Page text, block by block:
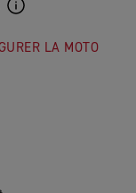
LA MOTO